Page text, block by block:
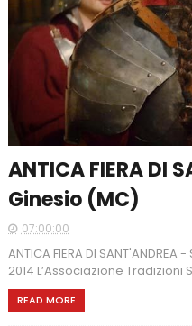
ANTICA FIERA DI
Ginesio (MC)
07:00:00
ANTICA FIERA DI
2014 L’Associazione
READ MORE